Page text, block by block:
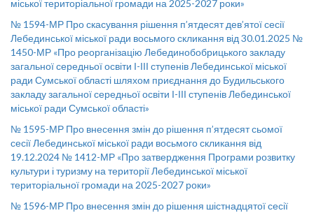
міської територіальної громади на 2025-2027 роки»
№ 1594-МР Про скасування рішення п’ятдесят дев’ятої сесії
Лебединської міської ради восьмого скликання від 30.01.2025 №
1450-МР «Про реорганізацію Лебединобобрицького закладу
загальної середньої освіти І-ІІІ ступенів Лебединської міської
ради Сумської області шляхом приєднання до Будильського
закладу загальної середньої освіти І-ІІІ ступенів Лебединської
міської ради Сумської області»
№ 1595-МР Про внесення змін до рішення п’ятдесят сьомої
сесії Лебединської міської ради восьмого скликання від
19.12.2024 № 1412-МР «Про затвердження Програми розвитку
культури і туризму на території Лебединської міської
територіальної громади на 2025-2027 роки»
№ 1596-МР Про внесення змін до рішення шістнадцятої сесії